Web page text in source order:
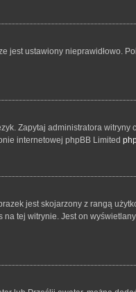
jest ustawiony nieprawidłowo.
Zapytaj administratora
internetowej phpBB Limited
jest skojarzony z rangą
tej witrynie. Jest on